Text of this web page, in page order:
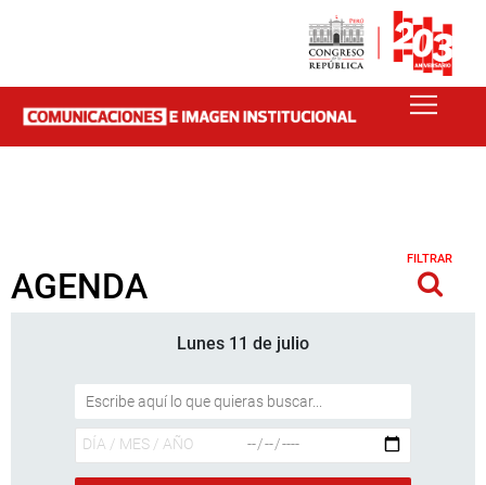
AGENDA
FILTRAR
Lunes 11 de julio